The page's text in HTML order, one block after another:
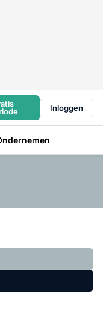
Inloggen